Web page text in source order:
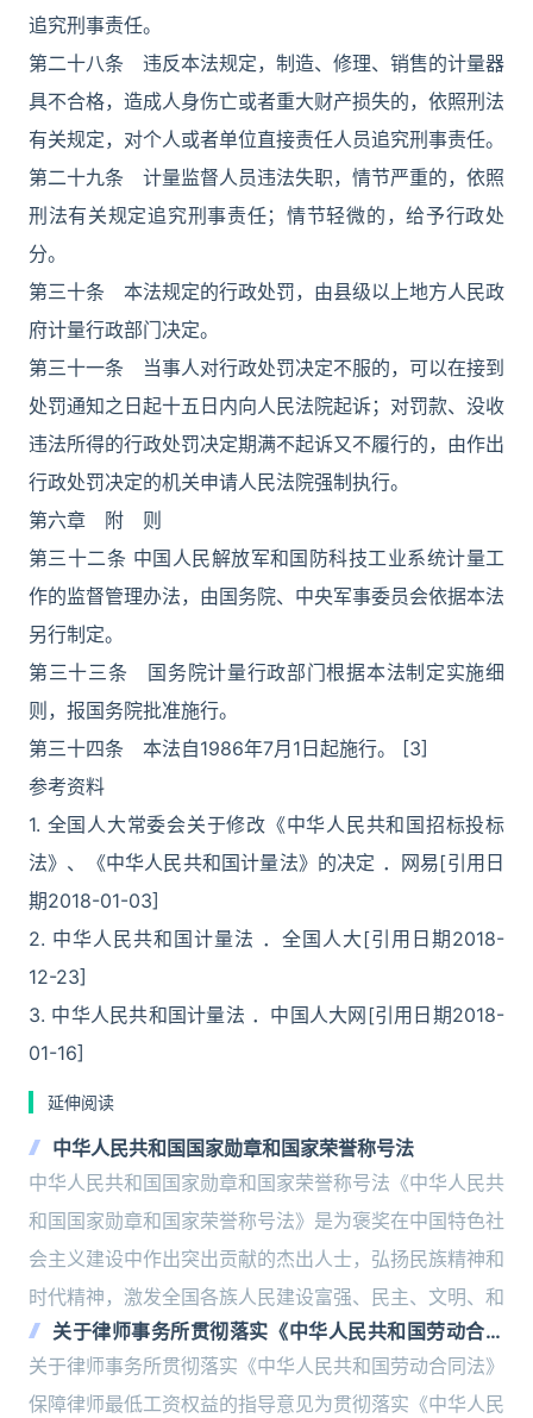
追究刑事责任。
第二十八条 违反本法规定，制造、修理、销售的计量器
具不合格，造成人身伤亡或者重大财产损失的，依照刑法
有关规定，对个人或者单位直接责任人员追究刑事责任。
第二十九条 计量监督人员违法失职，情节严重的，依照
刑法有关规定追究刑事责任；情节轻微的，给予行政处
分。
第三十条 本法规定的行政处罚，由县级以上地方人民政
府计量行政部门决定。
第三十一条 当事人对行政处罚决定不服的，可以在接到
处罚通知之日起十五日内向人民法院起诉；对罚款、没收
违法所得的行政处罚决定期满不起诉又不履行的，由作出
行政处罚决定的机关申请人民法院强制执行。
第六章 附 则
第三十二条 中国人民解放军和国防科技工业系统计量工
作的监督管理办法，由国务院、中央军事委员会依据本法
另行制定。
第三十三条 国务院计量行政部门根据本法制定实施细
则，报国务院批准施行。
第三十四条 本法自1986年7月1日起施行。 [3]
参考资料
1. 全国人大常委会关于修改《中华人民共和国招标投标
法》、《中华人民共和国计量法》的决定 ．网易[引用日
期2018-01-03]
2. 中华人民共和国计量法 ．全国人大[引用日期2018-
12-23]
3. 中华人民共和国计量法 ．中国人大网[引用日期2018-
01-16]
延伸阅读
中华人民共和国国家勋章和国家荣誉称号法
中华人民共和国国家勋章和国家荣誉称号法《中华人民共
和国国家勋章和国家荣誉称号法》是为褒奖在中国特色社
会主义建设中作出突出贡献的杰出人士，弘扬民族精神和
时代精神，激发全国各族人民建设富强、民主、文明、和
关于律师事务所贯彻落实《中华人民共和国劳动合同
法》保障律师最低工资权益的指导意见
关于律师事务所贯彻落实《中华人民共和国劳动合同法》
保障律师最低工资权益的指导意见为贯彻落实《中华人民